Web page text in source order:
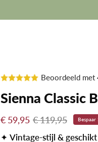
Beoordeeld
Sienna Classic
€ 59,95 € 119,95 Bespaar
✦Vintage-stijl &